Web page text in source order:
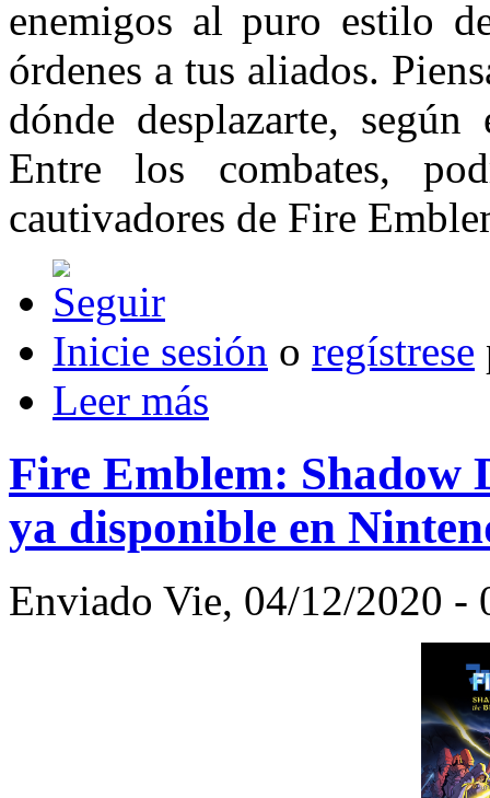
enemigos al puro estilo
órdenes a tus aliados.
dónde desplazarte,
Entre los combates,
cautivadores de Fire
Inicie sesión o regístrese
Leer más
Fire Emblem: Shadow
ya disponible en
Enviado Vie, 04/12/2020 -